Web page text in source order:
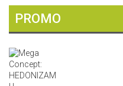
PROMO